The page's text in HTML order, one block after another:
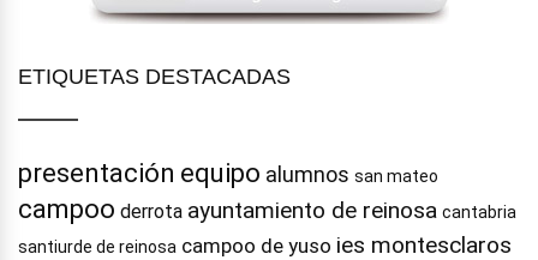
ETIQUETAS DESTACADAS
presentación equipo alumnos san mateo
campoo derrota ayuntamiento de reinosa cantabria
santiurde de reinosa campoo de yuso ies montesclaros